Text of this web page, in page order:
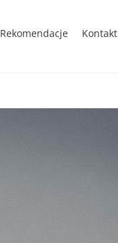
Rekomendacje Kontakt